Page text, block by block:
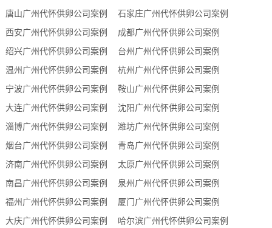
唐山广州代怀供卵公司案例
石家庄广州代怀供卵公司案例
西安广州代怀供卵公司案例
成都广州代怀供卵公司案例
绍兴广州代怀供卵公司案例
台州广州代怀供卵公司案例
温州广州代怀供卵公司案例
杭州广州代怀供卵公司案例
宁波广州代怀供卵公司案例
鞍山广州代怀供卵公司案例
大连广州代怀供卵公司案例
沈阳广州代怀供卵公司案例
淄博广州代怀供卵公司案例
潍坊广州代怀供卵公司案例
烟台广州代怀供卵公司案例
青岛广州代怀供卵公司案例
济南广州代怀供卵公司案例
太原广州代怀供卵公司案例
南昌广州代怀供卵公司案例
泉州广州代怀供卵公司案例
福州广州代怀供卵公司案例
厦门广州代怀供卵公司案例
大庆广州代怀供卵公司案例
哈尔滨广州代怀供卵公司案例